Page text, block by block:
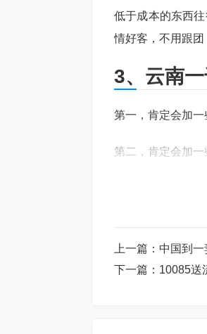
低于成本的东西
情好客，不用跟团
3、云南
第一，肯定会加一
第二，肯定会加
第三，肯定会进
第四，肯定会游
有免费的午餐，
上一篇： 中国到
下一篇： 10085送